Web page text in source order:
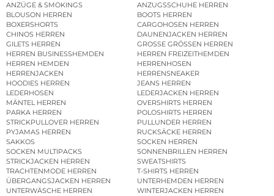
ANZÜGE & SMOKINGS
ANZUGSSCHUHE HERREN
BLOUSON HERREN
BOOTS HERREN
BOXERSHORTS
CARGOHOSEN HERREN
CHINOS HERREN
DAUNENJACKEN HERREN
GILETS HERREN
GROSSE GRÖSSEN HERREN
HERREN BUSINESSHEMDEN
HERREN FREIZEITHEMDEN
HERREN HEMDEN
HERRENHOSEN
HERRENJACKEN
HERRENSNEAKER
HOODIES HERREN
JEANS HERREN
LEDERHOSEN
LEDERJACKEN HERREN
MÄNTEL HERREN
OVERSHIRTS HERREN
PARKA HERREN
POLOSHIRTS HERREN
STRICKPULLOVER HERREN
PULLUNDER HERREN
PYJAMAS HERREN
RUCKSÄCKE HERREN
SAKKOS
SOCKEN HERREN
SOCKEN MULTIPACKS
SONNENBRILLEN HERREN
STRICKJACKEN HERREN
SWEATSHIRTS
TRACHTENMODE HERREN
T-SHIRTS HERREN
ÜBERGANGSJACKEN HERREN
UNTERHEMDEN HERREN
UNTERWÄSCHE HERREN
WINTERJACKEN HERREN